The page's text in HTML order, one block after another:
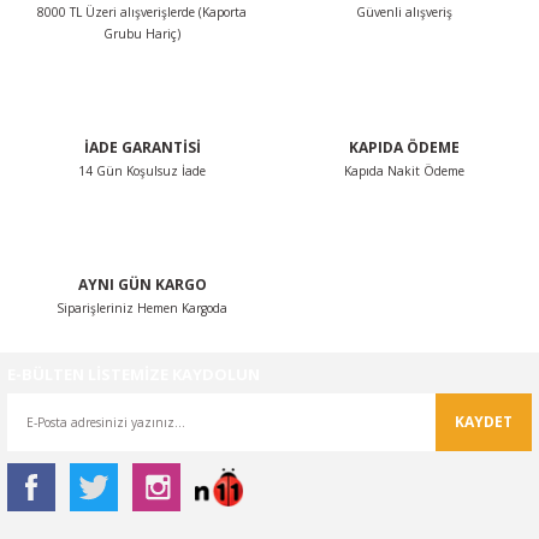
Ürün fiyatı diğer sitelerden daha pahalı.
8000 TL Üzeri alışverişlerde (Kaporta
Grubu Hariç)
Güvenli alışveriş
İADE GARANTİSİ
14 Gün Koşulsuz İade
KAPIDA ÖDEME
Kapıda Nakit Ödeme
AYNI GÜN KARGO
Siparişleriniz Hemen Kargoda
KAYDET